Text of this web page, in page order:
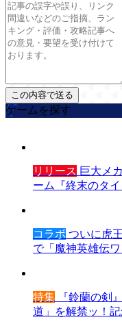
ゲームを探す
リリース 巨大メ
ーム『終末のタ
コラボ ついに虎
で「魔神英雄伝
特集 『鈴蘭の剣
道」を解禁ッ！